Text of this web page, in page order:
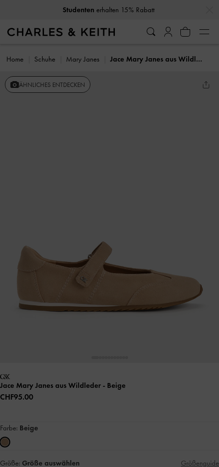
Studenten erhalten 15% Rabatt
Home Schuhe Mary Janes Jace Mary Janes aus Wildleder
ÄHNLICHES ENTDECKEN
Jace Mary Janes aus Wildleder - Beige
CHF95.00
Farbe: Beige
Größe: Größe auswählen Größenguide